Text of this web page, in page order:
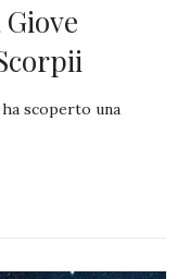
scoperto una